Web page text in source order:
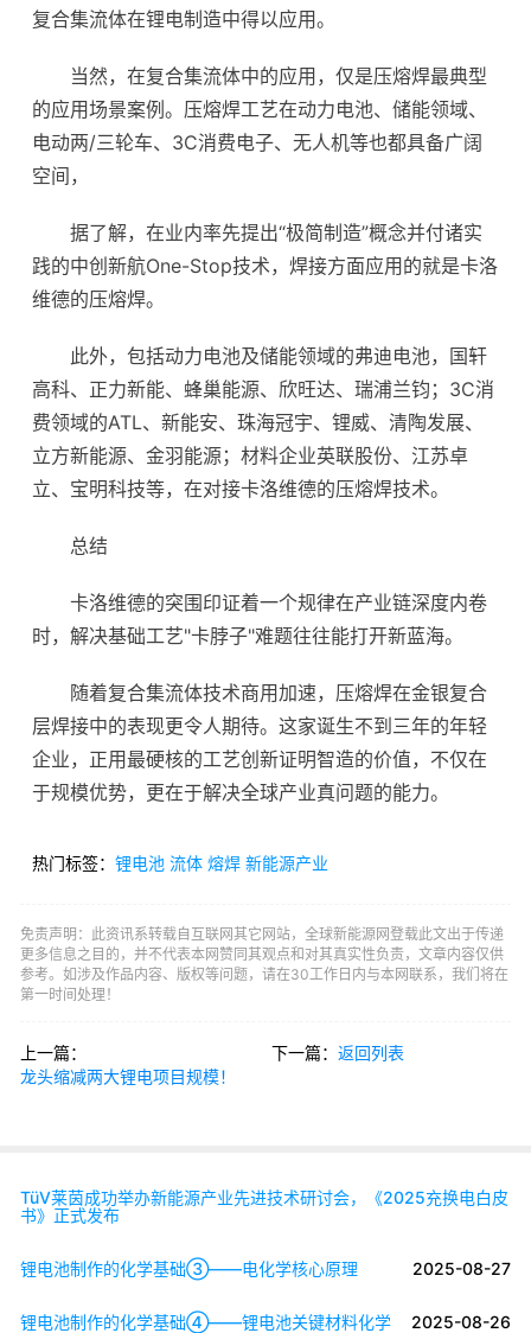
复合集流体在锂电制造中得以应用。
当然，在复合集流体中的应用，仅是压熔焊最典型
的应用场景案例。压熔焊工艺在动力电池、 储能领域、
电动两/三轮车、3C消费电子、无人机等也都具备广阔
空间，
据了解，在业内率先提出“极简制造”概念并付诸实
践的中创新航One-Stop技术，焊接方面应用的就是卡洛
维德的压熔焊。
此外，包括动力电池及储能领域的弗迪电池， 国轩
高科、正力新能、蜂巢能源、 欣旺达、瑞浦兰钧；3C消
费领域的ATL、新能安、珠海冠宇、锂威、清陶发展、
立方新能源、金羽能源；材料企业英联股份、江苏卓
立、宝明科技等，在对接卡洛维德的压熔焊技术。
总结
卡洛维德的突围印证着一个规律在产业链深度内卷
时，解决基础工艺"卡脖子"难题往往能打开新蓝海。
随着复合集流体技术商用加速，压熔焊在金银复合
层焊接中的表现更令人期待。这家诞生不到三年的年轻
企业，正用最硬核的工艺创新证明智造的价值，不仅在
于规模优势，更在于解决全球产业真问题的能力。
热门标签： 锂电池 流体 熔焊 新能源产业
免责声明：此资讯系转载自互联网其它网站，全球新能源网登载此文出于传递
更多信息之目的，并不代表本网赞同其观点和对其真实性负责，文章内容仅供
参考。如涉及作品内容、版权等问题，请在30工作日内与本网联系，我们将在
第一时间处理！
上一篇：
龙头缩减两大锂电项目规模！
下一篇： 返回列表
TüV莱茵成功举办新能源产业先进技术研讨会，《2025充换电白皮
书》正式发布
2025-08-27
锂电池制作的化学基础③——电化学核心原理
2025-08-26
锂电池制作的化学基础④——锂电池关键材料化学